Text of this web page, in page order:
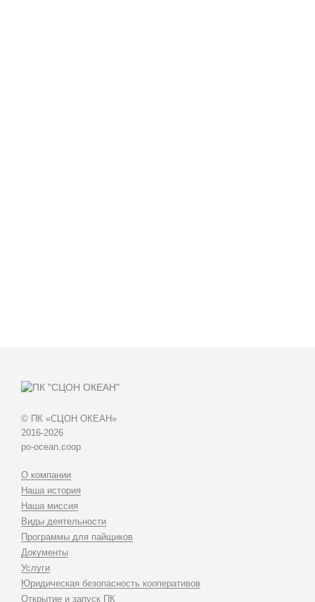
© ПК «СЦОН ОКЕАН»
2016-2026
po-ocean.coop
О компании
Наша история
Наша миссия
Виды деятельности
Программы для пайщиков
Документы
Услуги
Юридическая безопасность кооперативов
Открытие и запуск ПК